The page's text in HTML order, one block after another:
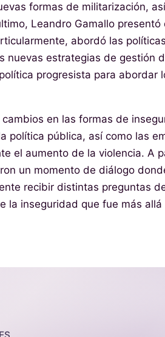
formas de militarización,
Leandro Gamallo
abordó las
nuevas estrategias de gestión
progresista para abordar
en las formas de
política pública, así como las
el aumento de la violencia. A
un momento de diálogo
recibir distintas preguntas
la inseguridad que fue más